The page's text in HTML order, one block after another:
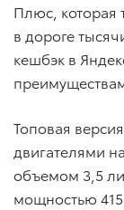
Плюс, которая
в дороге
кешбэк в
Топовая
двигателями
объемом 3,5
мощностью